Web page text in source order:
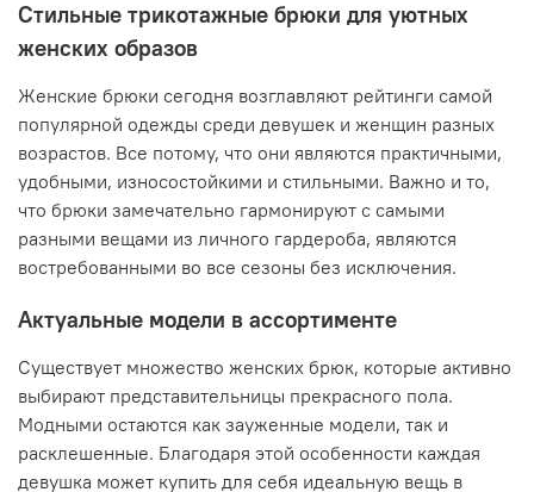
Стильные трикотажные брюки для уютных
женских образов
Женские брюки сегодня возглавляют рейтинги самой
популярной одежды среди девушек и женщин разных
возрастов. Все потому, что они являются практичными,
удобными, износостойкими и стильными. Важно и то,
что брюки замечательно гармонируют с самыми
разными вещами из личного гардероба, являются
востребованными во все сезоны без исключения.
Актуальные модели в ассортименте
Существует множество женских брюк, которые активно
выбирают представительницы прекрасного пола.
Модными остаются как зауженные модели, так и
расклешенные. Благодаря этой особенности каждая
девушка может купить для себя идеальную вещь в